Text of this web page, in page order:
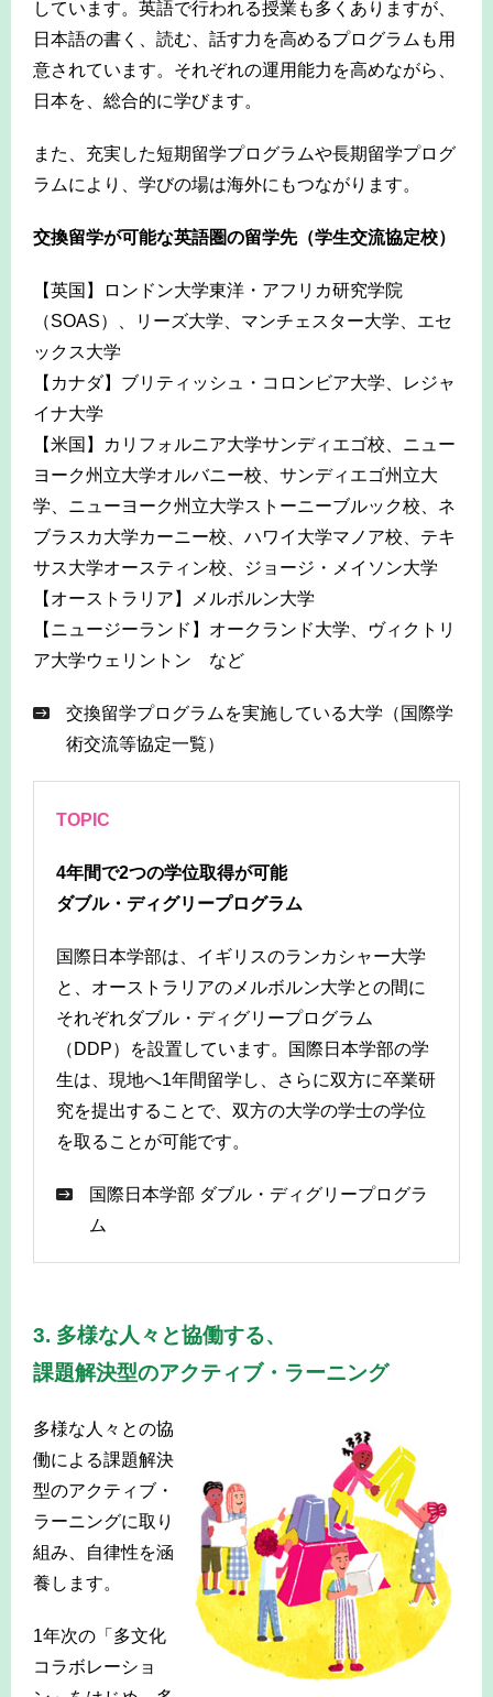
しています。英語で行われる授業も多くありますが、
日本語の書く、読む、話す力を高めるプログラムも用
意されています。それぞれの運用能力を高めながら、
日本を、総合的に学びます。
また、充実した短期留学プログラムや長期留学プログ
ラムにより、学びの場は海外にもつながります。
交換留学が可能な英語圏の留学先（学生交流協定校）
【英国】ロンドン大学東洋・アフリカ研究学院
（SOAS）、リーズ大学、マンチェスター大学、エセ
ックス大学
【カナダ】ブリティッシュ・コロンビア大学、レジャ
イナ大学
【米国】カリフォルニア大学サンディエゴ校、ニュー
ヨーク州立大学オルバニー校、サンディエゴ州立大
学、ニューヨーク州立大学ストーニーブルック校、ネ
ブラスカ大学カーニー校、ハワイ大学マノア校、テキ
サス大学オースティン校、ジョージ・メイソン大学
【オーストラリア】メルボルン大学
【ニュージーランド】オークランド大学、ヴィクトリ
ア大学ウェリントン など
交換留学プログラムを実施している大学（国際学
術交流等協定一覧）
TOPIC
4年間で2つの学位取得が可能
ダブル・ディグリープログラム
国際日本学部は、イギリスのランカシャー大学
と、オーストラリアのメルボルン大学との間に
それぞれダブル・ディグリープログラム
（DDP）を設置しています。国際日本学部の学
生は、現地へ1年間留学し、さらに双方に卒業研
究を提出することで、双方の大学の学士の学位
を取ることが可能です。
国際日本学部 ダブル・ディグリープログラ
ム
3. 多様な人々と協働する、
課題解決型のアクティブ・ラーニング
多様な人々との協
働による課題解決
型のアクティブ・
ラーニングに取り
組み、自律性を涵
養します。
1年次の「多文化
コラボレーショ